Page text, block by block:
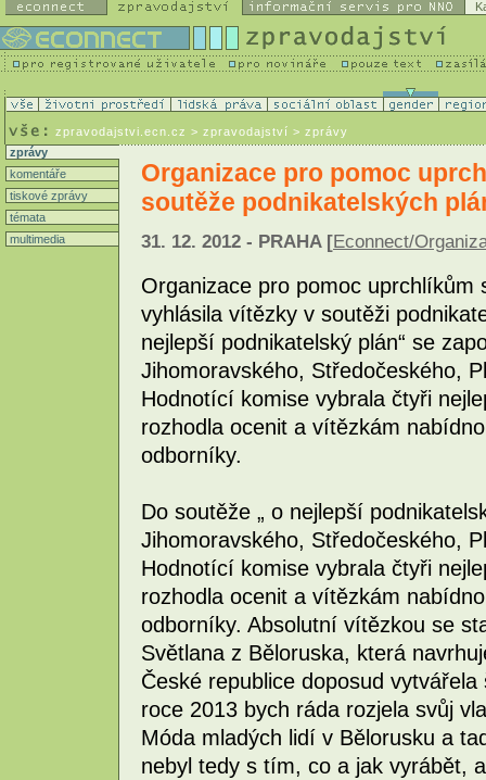
zpravodajstvi.ecn.cz > zpravodajství > zprávy
zprávy
komentáře
tiskové zprávy
témata
multimedia
Organizace pro pomoc
soutěže podnikatelských
31. 12. 2012 - PRAHA [Econnect/
Organizace pro pomoc
vyhlásila vítězky v soutěži
nejlepší podnikatelský plán“ se
Jihomoravského, Středočeského,
Hodnotící komise vybrala čtyři
rozhodla ocenit a vítězkám
odborníky.
Do soutěže „ o nejlepší
Jihomoravského, Středočeského,
Hodnotící komise vybrala čtyři
rozhodla ocenit a vítězkám
odborníky. Absolutní vítězkou se
Světlana z Běloruska, která
České republice doposud
roce 2013 bych ráda rozjela svůj
Móda mladých lidí v Bělorusku a
nebyl tedy s tím, co a jak vyrábět,